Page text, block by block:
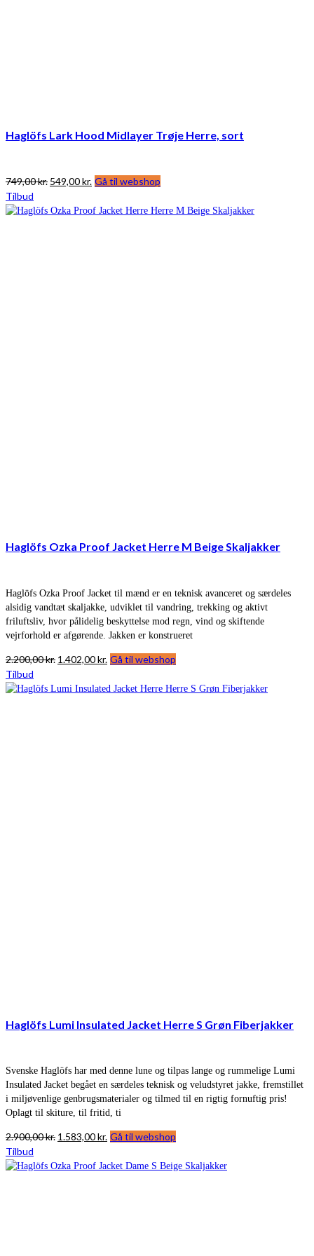
Haglöfs Lark Hood Midlayer Trøje Herre, sort
749,00kr. Den
pris
549,00kr. Den
pris
Gå til webshop
Tilbud
Haglöfs Ozka Proof Jacket Herre M Beige Skaljakker
Haglöfs Ozka Proof Jacket til mænd er en teknisk avanceret og særdeles
alsidig vandtæt skaljakke, udviklet til vandring, trekking og aktivt
friluftsliv, hvor pålidelig beskyttelse mod regn, vind og skiftende
vejrforhold er afgørende. Jakken er konstrueret
2.200,00kr. Den
pris
1.402,00kr. Den
pris
Gå til webshop
Tilbud
Haglöfs Lumi Insulated Jacket Herre S Grøn Fiberjakker
Svenske Haglöfs har med denne lune og tilpas lange og rummelige Lumi
Insulated Jacket begået en særdeles teknisk og veludstyret jakke, fremstillet
i miljøvenlige genbrugsmaterialer og tilmed til en rigtig fornuftig pris!
Oplagt til skiture, til fritid, ti
2.900,00kr. Den
pris
1.583,00kr. Den
pris
Gå til webshop
Tilbud